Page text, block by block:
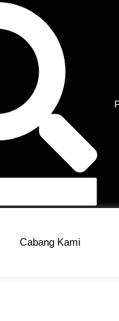
Cabang Kami